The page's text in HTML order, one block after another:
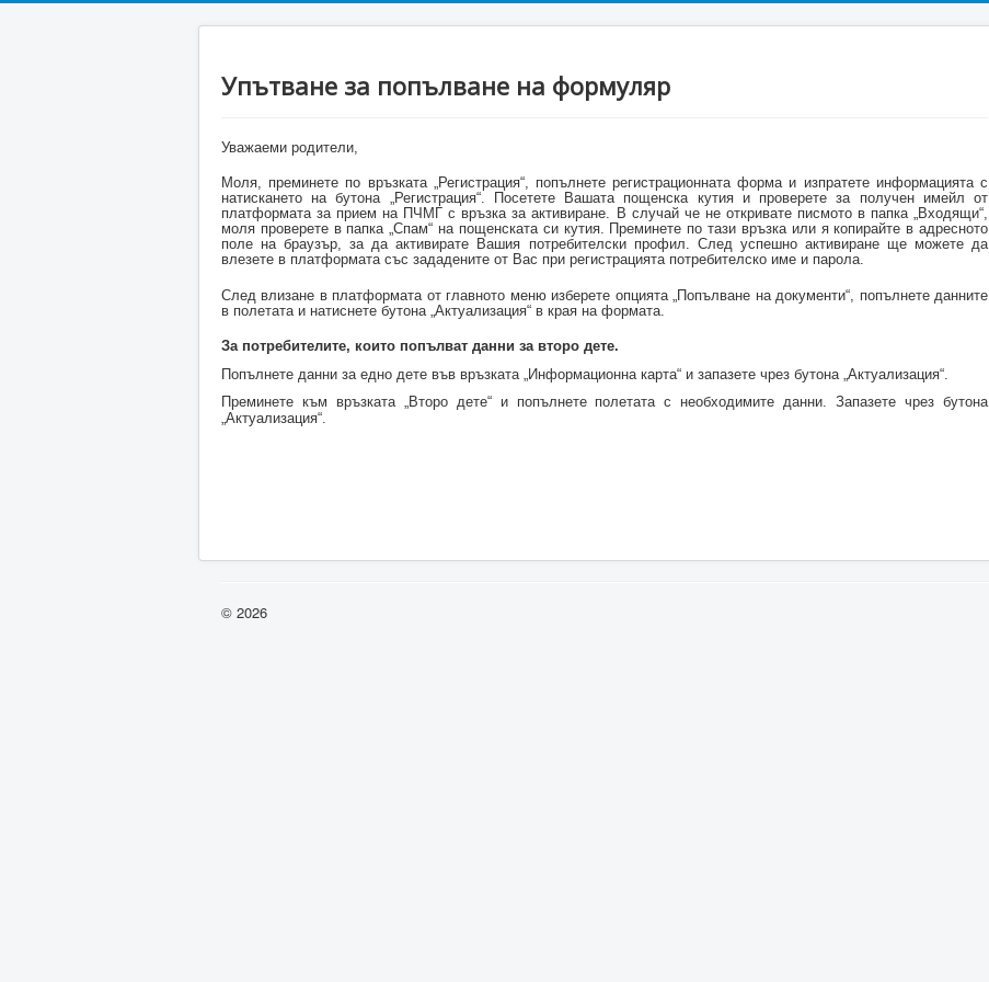
Упътване за попълване на формуляр
Уважаеми родители,
Моля, преминете по връзката „Регистрация“, попълнете регистрационната форма и изпратете информацията с
натискането на бутона „Регистрация“. Посетете Вашата пощенска кутия и проверете за получен имейл от
платформата за прием на ПЧМГ с връзка за активиране. В случай че не откривате писмото в папка „Входящи“,
моля проверете в папка „Спам“ на пощенската си кутия. Преминете по тази връзка или я копирайте в адресното
поле на браузър, за да активирате Вашия потребителски профил. След успешно активиране ще можете да
влезете в платформата със зададените от Вас при регистрацията потребителско име и парола.
След влизане в платформата от главното меню изберете опцията „Попълване на документи“, попълнете данните
в полетата и натиснете бутона „Актуализация“ в края на формата.
За потребителите, които попълват данни за второ дете.
Попълнете данни за едно дете във връзката „Информационна карта“ и запазете чрез бутона „Актуализация“.
Преминете към връзката „Второ дете“ и попълнете полетата с необходимите данни. Запазете чрез бутона
„Актуализация“.
© 2026